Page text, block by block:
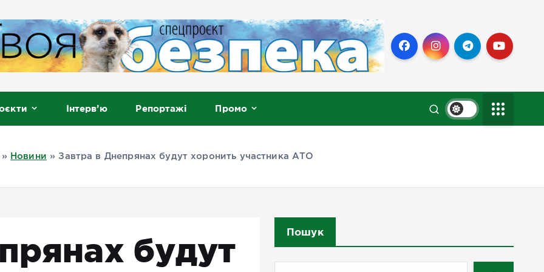
Інтерв’ю Репортажі Промо
» Новини »Завтра в Днепрянах будут хоронить участника АТО
будут
Пошук